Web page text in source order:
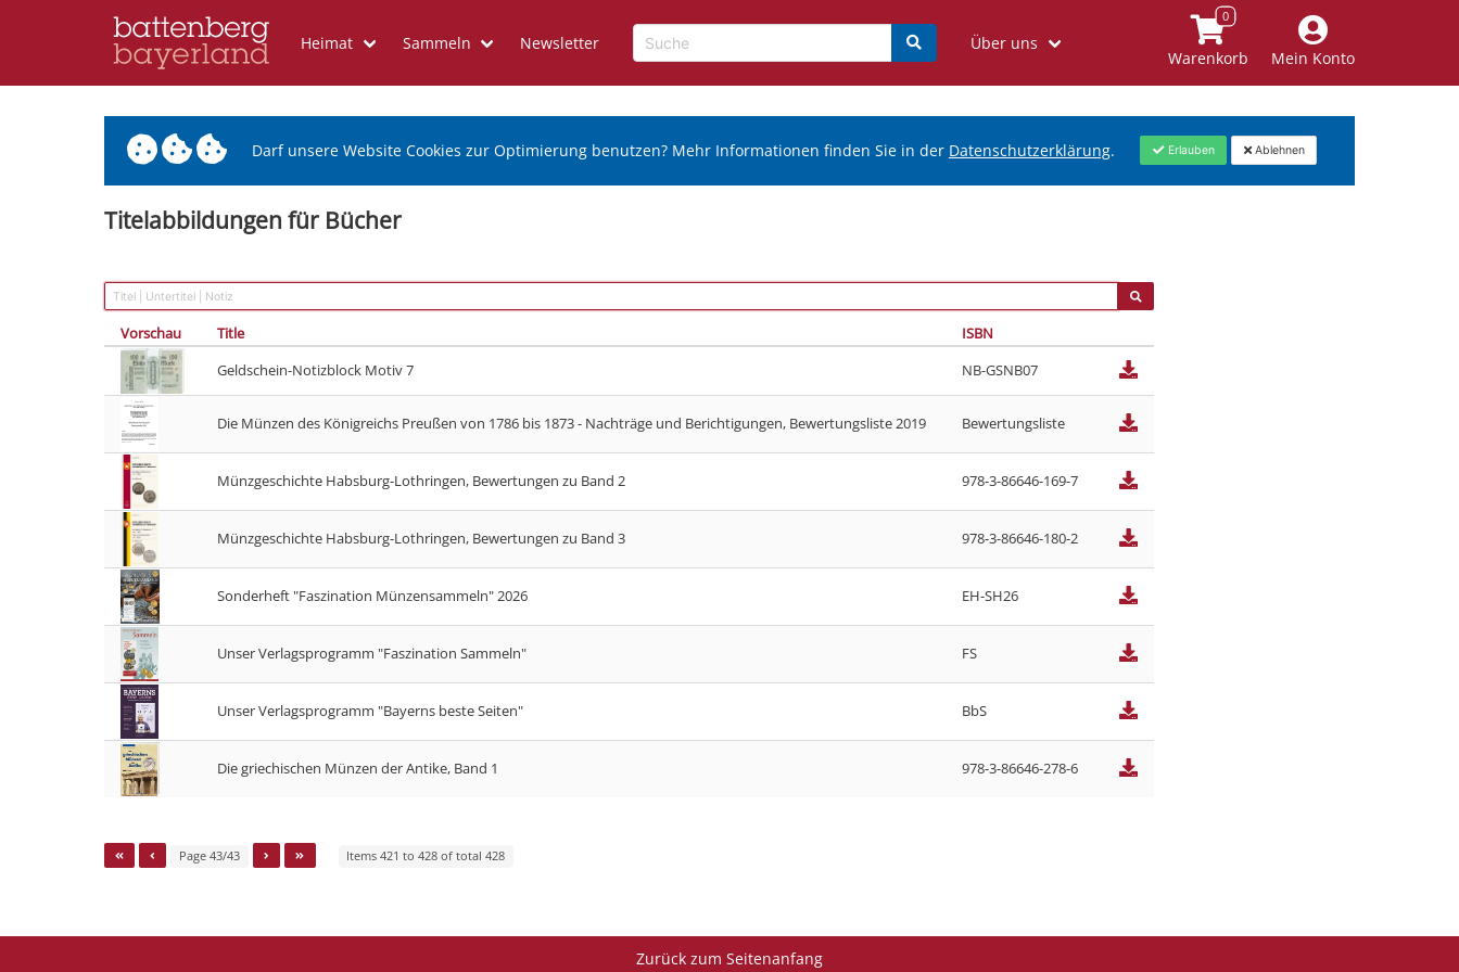
Heimat Sammeln Newsletter Über uns
Warenkorb Mein Konto
Darf unsere Website Cookies zur Optimierung benutzen? Mehr Informationen finden Sie in der Datenschutzerklärung. Erlauben Ablehnen
Titelabbildungen für Bücher
Vorschau Title
ISBN
Geldschein-Notizblock Motiv 7
NB-GSNB07
Die Münzen des Königreichs Preußen von 1786 bis 1873 - Nachträge und Berichtigungen, Bewertungsliste 2019 Bewertungsliste
Münzgeschichte Habsburg-Lothringen, Bewertungen zu Band 2 978-3-86646-169-7
Münzgeschichte Habsburg-Lothringen, Bewertungen zu Band 3 978-3-86646-180-2
Sonderheft "Faszination Münzensammeln" 2026 EH-SH26
Unser Verlagsprogramm "Faszination Sammeln" FS
Unser Verlagsprogramm "Bayerns beste Seiten" BbS
Die griechischen Münzen der Antike, Band 1 978-3-86646-278-6
Page 43/43 Items 421 to 428 of total 428
Zurück zum Seitenanfang